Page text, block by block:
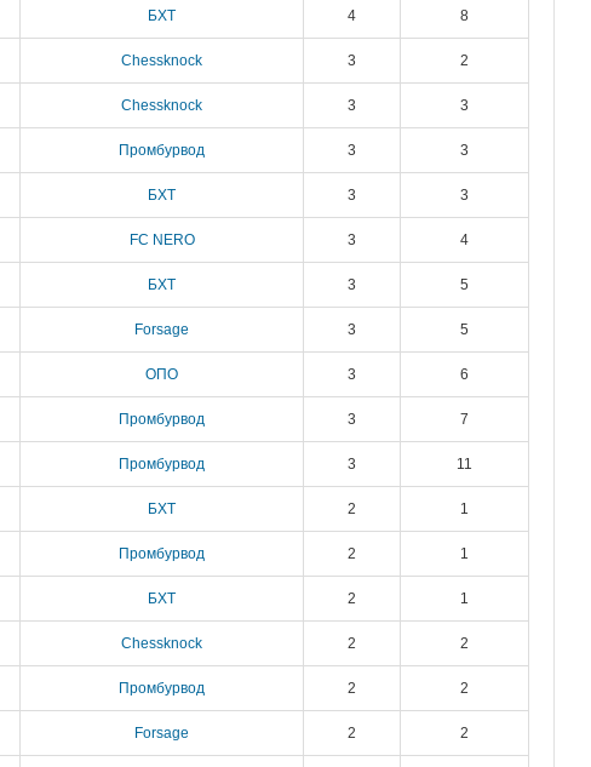
БХТ 4 8
Chessknock 3 2
Chessknock 3 3
Промбурвод 3 3
БХТ 3 3
FC NERO 3 4
БХТ 3 5
Forsage 3 5
ОПО 3 6
Промбурвод 3 7
Промбурвод 3 11
БХТ 2 1
Промбурвод 2 1
БХТ 2 1
Chessknock 2 2
Промбурвод 2 2
Forsage 2 2